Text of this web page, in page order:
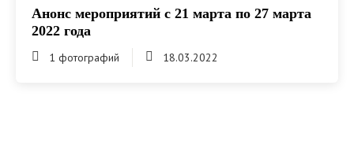
Анонс мероприятий с 21 марта по 27 марта
2022 года
1 фотографий 18.03.2022